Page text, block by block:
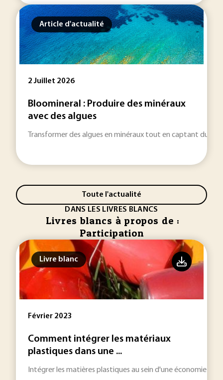
Article d'actualité
2 Juillet 2026
Bloomineral : Produire des minéraux
avec des algues
Transformer des algues en minéraux tout en captant du
Toute l'actualité
DANS LES LIVRES BLANCS
Livres blancs à propos de :
Participation
Livre blanc
Février 2023
Comment intégrer les matériaux
plastiques dans une ...
Intégrer les matières plastiques au sein d'une économie